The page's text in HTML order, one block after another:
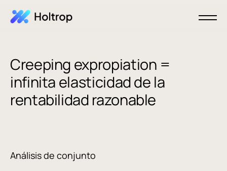
Creeping expropiation =
infinita elasticidad de la
rentabilidad razonable
Análisis de conjunto